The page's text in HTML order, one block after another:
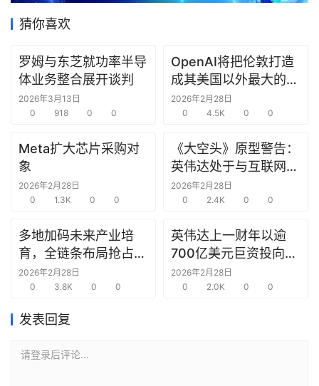
经
数
研
选
创
投
商
机
圈
猜你喜欢
罗姆与东芝就功率半导
体业务整合展开谈判
2026年3月13日
0
918 0 0
OpenAI将把伦敦打造
成其美国以外最大的研
究中心
2026年2月28日
0
4.5K 0 0
Meta扩大芯片采购对
象
2026年2月28日
0
1.3K 0 0
《大空头》原型警告：
英伟达处于与互联网泡
沫时期思科同样的“危
险境地”
2026年2月28日
0
2.4K 0 0
多地加码未来产业培
育，全链条布局抢占新
赛道先机
2026年2月28日
0
3.8K 0 0
英伟达上一财年以逾
700亿美元巨资投向合
作方，竭力巩固AI芯片
需求
2026年2月28日
0
2.0K 0 0
发表回复
请登录后评论...